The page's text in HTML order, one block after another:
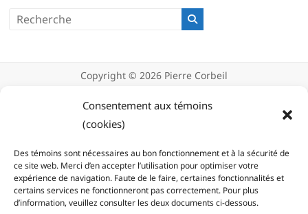
Consentement aux témoins
(cookies)
Des témoins sont nécessaires au bon fonctionnement et à la sécurité de
ce site web. Merci d’en accepter l’utilisation pour optimiser votre
expérience de navigation. Faute de le faire, certaines fonctionnalités et
certains services ne fonctionneront pas correctement. Pour plus
d’information, veuillez consulter les deux documents ci-dessous.
Copyright © 2026 Pierre Corbeil
(cookies)